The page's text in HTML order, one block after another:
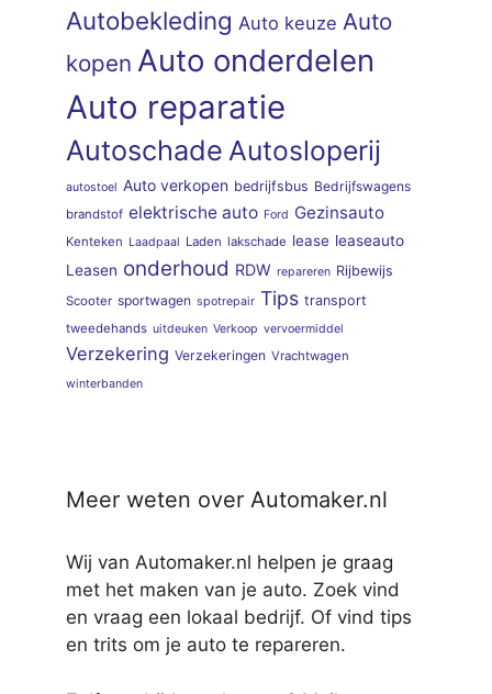
Autobekleding Auto keuze Auto
kopen Auto onderdelen
Auto reparatie
Autoschade Autosloperij
autostoel Auto verkopen bedrijfsbus Bedrijfswagens
brandstof elektrische auto Ford Gezinsauto
Kenteken Laadpaal Laden lakschade lease leaseauto
Leasen onderhoud RDW repareren Rijbewijs
Scooter sportwagen spotrepair Tips transport
tweedehands uitdeuken Verkoop vervoermiddel
Verzekering Verzekeringen Vrachtwagen
winterbanden
Meer weten over Automaker.nl
Wij van Automaker.nl helpen je graag
met het maken van je auto. Zoek vind
en vraag een lokaal bedrijf. Of vind tips
en trits om je auto te repareren.